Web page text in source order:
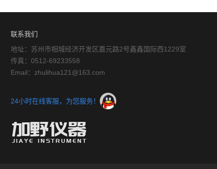
仪器配件
暖通环保测试仪器
三坐标测量仪系列
金相显微镜
刀具预调系列
联系我们
地址：苏州市相城经济开发区嘉元路2号鑫鑫国际西1229室
传真：0512-69233558
Email：zhulihua121@163.com
24小时在线客服，为您服务！